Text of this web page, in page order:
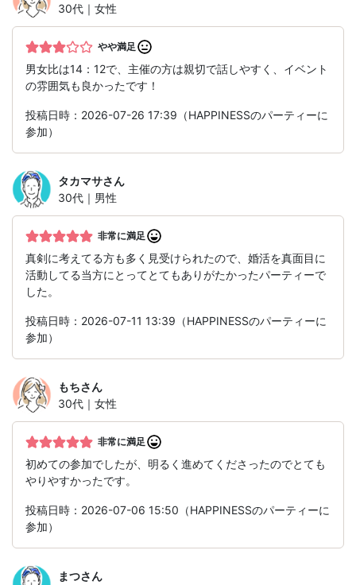
30代｜女性
やや満足
男女比は14：12で、主催の方は親切で話しやすく、イベント
の雰囲気も良かったです！
投稿日時：2026-07-26 17:39（HAPPINESSのパーティーに
参加）
タカマサさん
30代｜男性
非常に満足
真剣に考えてる方も多く見受けられたので、婚活を真面目に
活動してる当方にとってとてもありがたかったパーティーで
した。
投稿日時：2026-07-11 13:39（HAPPINESSのパーティーに
参加）
もちさん
30代｜女性
非常に満足
初めての参加でしたが、明るく進めてくださったのでとても
やりやすかったです。
投稿日時：2026-07-06 15:50（HAPPINESSのパーティーに
参加）
まつさん